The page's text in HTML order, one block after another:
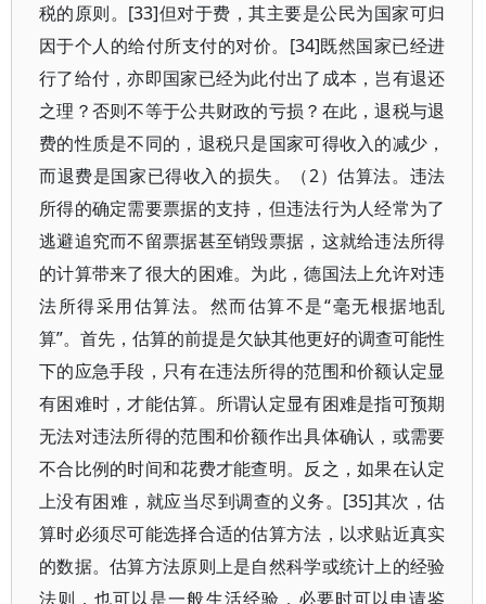
税的原则。[33]但对于费，其主要是公民为国家可归
因于个人的给付所支付的对价。[34]既然国家已经进
行了给付，亦即国家已经为此付出了成本，岂有退还
之理？否则不等于公共财政的亏损？在此，退税与退
费的性质是不同的，退税只是国家可得收入的减少，
而退费是国家已得收入的损失。（2）估算法。违法
所得的确定需要票据的支持，但违法行为人经常为了
逃避追究而不留票据甚至销毁票据，这就给违法所得
的计算带来了很大的困难。为此，德国法上允许对违
法所得采用估算法。然而估算不是“毫无根据地乱
算”。首先，估算的前提是欠缺其他更好的调查可能性
下的应急手段，只有在违法所得的范围和价额认定显
有困难时，才能估算。所谓认定显有困难是指可预期
无法对违法所得的范围和价额作出具体确认，或需要
不合比例的时间和花费才能查明。反之，如果在认定
上没有困难，就应当尽到调查的义务。[35]其次，估
算时必须尽可能选择合适的估算方法，以求贴近真实
的数据。估算方法原则上是自然科学或统计上的经验
法则，也可以是一般生活经验，必要时可以申请鉴